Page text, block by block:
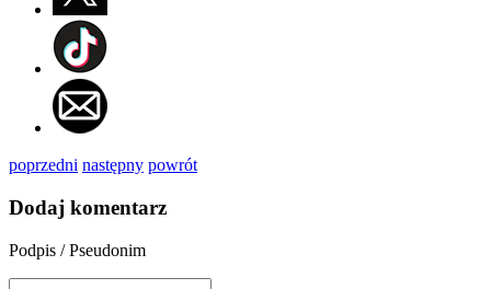
poprzedni następny powrót
Dodaj komentarz
Podpis / Pseudonim